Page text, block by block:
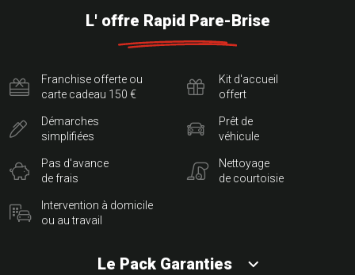
L' offre Rapid Pare-Brise
Franchise offerte ou
carte cadeau 150 €
Démarches
simplifiées
Pas d'avance
de frais
Intervention à domicile
ou au travail
Kit d'accueil
offert
Prêt de
véhicule
Nettoyage
de courtoisie
Le Pack Garanties